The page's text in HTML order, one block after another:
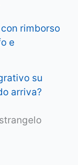
rimborso
e
su
arriva?